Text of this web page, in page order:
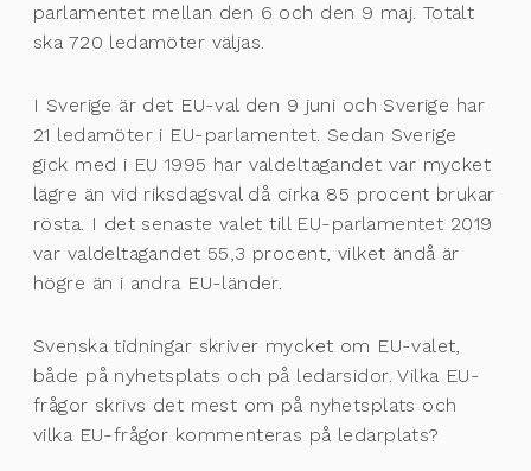
parlamentet mellan den 6 och den 9 maj. Totalt
ska 720 ledamöter väljas.
I Sverige är det EU-val den 9 juni och Sverige har
21 ledamöter i EU-parlamentet. Sedan Sverige
gick med i EU 1995 har valdeltagandet var mycket
lägre än vid riksdagsval då cirka 85 procent brukar
rösta. I det senaste valet till EU-parlamentet 2019
var valdeltagandet 55,3 procent, vilket ändå är
högre än i andra EU-länder.
Svenska tidningar skriver mycket om EU-valet,
både på nyhetsplats och på ledarsidor. Vilka EU-
frågor skrivs det mest om på nyhetsplats och
vilka EU-frågor kommenteras på ledarplats?